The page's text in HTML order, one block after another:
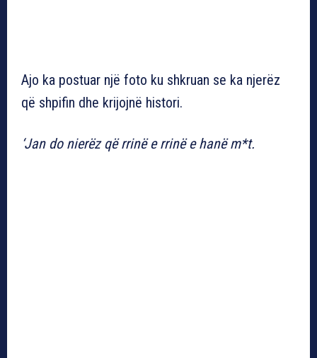
Ajo ka postuar një foto ku shkruan se ka njerëz
që shpifin dhe krijojnë histori.
‘Jan do nierëz që rrinë e rrinë e hanë m*t.